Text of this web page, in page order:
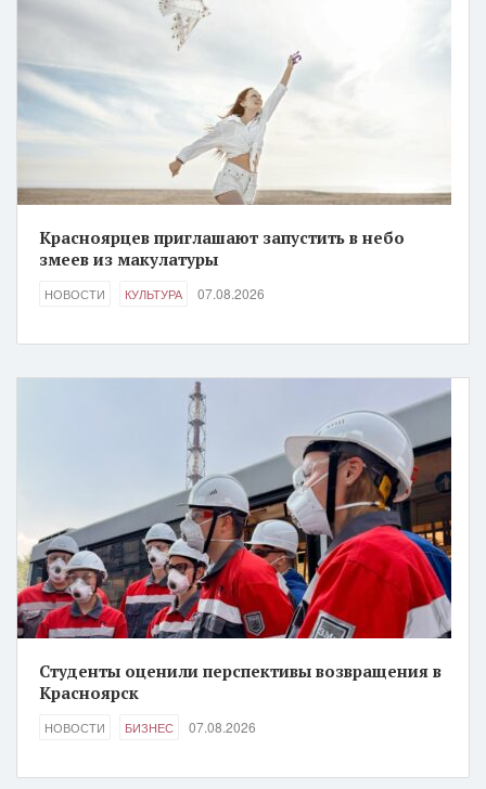
Красноярцев приглашают запустить в небо
змеев из макулатуры
НОВОСТИ КУЛЬТУРА 07.08.2026
Студенты оценили перспективы возвращения в
Красноярск
НОВОСТИ БИЗНЕС 07.08.2026